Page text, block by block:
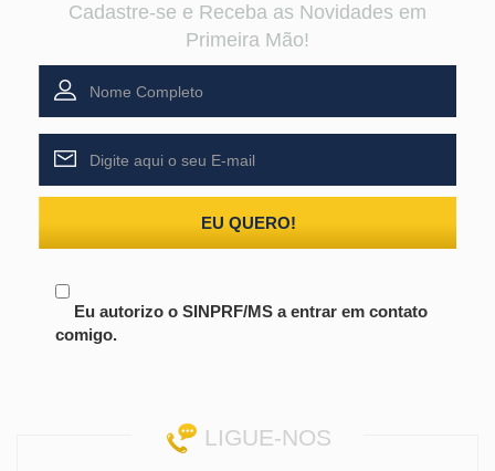
Cadastre-se e Receba as Novidades em
Primeira Mão!
EU QUERO!
Eu autorizo o SINPRF/MS a entrar em contato
comigo.
LIGUE-NOS